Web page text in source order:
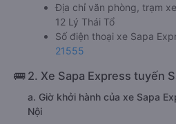
Địa chỉ văn phòng, trạm
12 Lý Thái Tổ
Số điện thoại xe Sapa
21555
🚌 2. Xe Sapa Express tuyến
a. Giờ khởi hành của xe Sapa
Nội